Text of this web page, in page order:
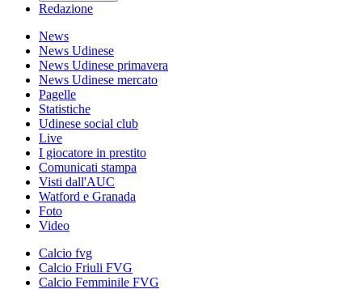
Redazione
News
News Udinese
News Udinese primavera
News Udinese mercato
Pagelle
Statistiche
Udinese social club
Live
I giocatore in prestito
Comunicati stampa
Visti dall'AUC
Watford e Granada
Foto
Video
Calcio fvg
Calcio Friuli FVG
Calcio Femminile FVG